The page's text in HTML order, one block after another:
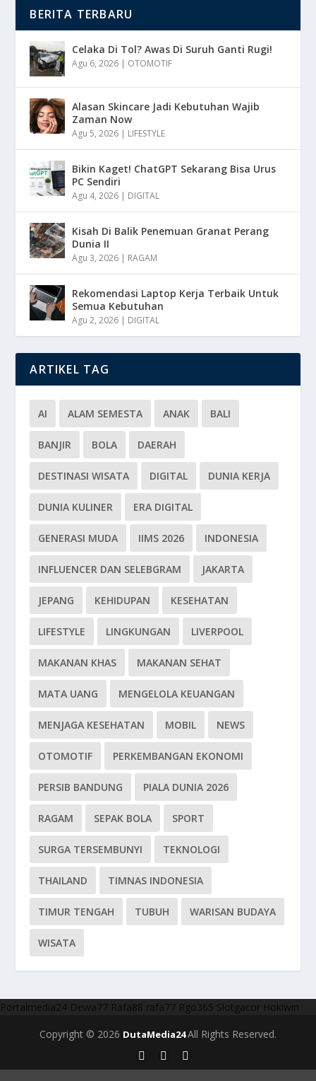
BERITA TERBARU
Celaka Di Tol? Awas Di Suruh Ganti Rugi!
Agu 6, 2026 | OTOMOTIF
Alasan Skincare Jadi Kebutuhan Wajib
Zaman Now
Agu 5, 2026 | LIFESTYLE
Bikin Kaget! ChatGPT Sekarang Bisa Urus
PC Sendiri
Agu 4, 2026 | DIGITAL
Kisah Di Balik Penemuan Granat Perang
Dunia II
Agu 3, 2026 | RAGAM
Rekomendasi Laptop Kerja Terbaik Untuk
Semua Kebutuhan
Agu 2, 2026 | DIGITAL
ARTIKEL TAG
AI ALAM SEMESTA ANAK BALI
BANJIR BOLA DAERAH
DESTINASI WISATA DIGITAL DUNIA KERJA
DUNIA KULINER ERA DIGITAL
GENERASI MUDA IIMS 2026 INDONESIA
INFLUENCER DAN SELEBGRAM JAKARTA
JEPANG KEHIDUPAN KESEHATAN
LIFESTYLE LINGKUNGAN LIVERPOOL
MAKANAN KHAS MAKANAN SEHAT
MATA UANG MENGELOLA KEUANGAN
MENJAGA KESEHATAN MOBIL NEWS
OTOMOTIF PERKEMBANGAN EKONOMI
PERSIB BANDUNG PIALA DUNIA 2026
RAGAM SEPAK BOLA SPORT
SURGA TERSEMBUNYI TEKNOLOGI
THAILAND TIMNAS INDONESIA
TIMUR TENGAH TUBUH WARISAN BUDAYA
WISATA
Portalmedia24 Dewa77 Rafa88 rafa77 Rgo365 Slotgacor Hokiwin
Copyright © 2026 DutaMedia24All Rights Reserved.